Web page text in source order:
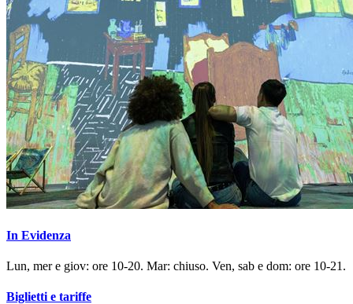
In Evidenza
Lun, mer e giov: ore 10-20. Mar: chiuso. Ven, sab e dom: ore 10-21.
Biglietti e tariffe